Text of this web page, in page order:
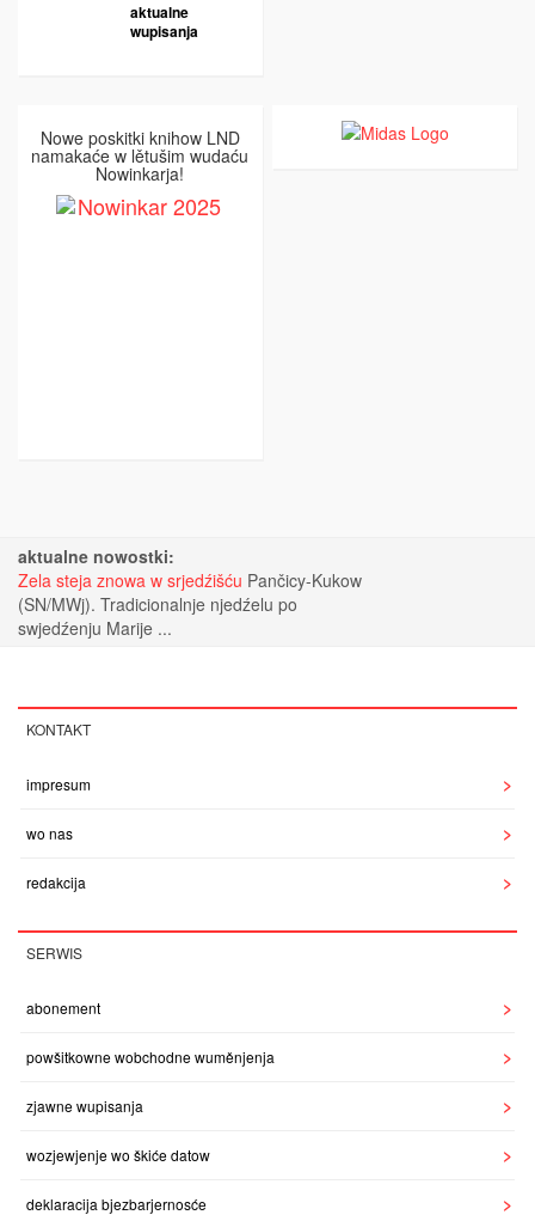
aktualne
wupisanja
Nowe poskitki knihow LND
namakaće w lětušim wudaću
Nowinkarja!
aktualne nowostki:
Zela steja znowa w srjedźišću Pančicy-Kukow
(SN/MWj). Tradicionalnje njedźelu po
swjedźenju Marije ...
KONTAKT
impresum
wo nas
redakcija
SERWIS
abonement
powšitkowne wobchodne wuměnjenja
zjawne wupisanja
wozjewjenje wo škiće datow
deklaracija bjezbarjernosće